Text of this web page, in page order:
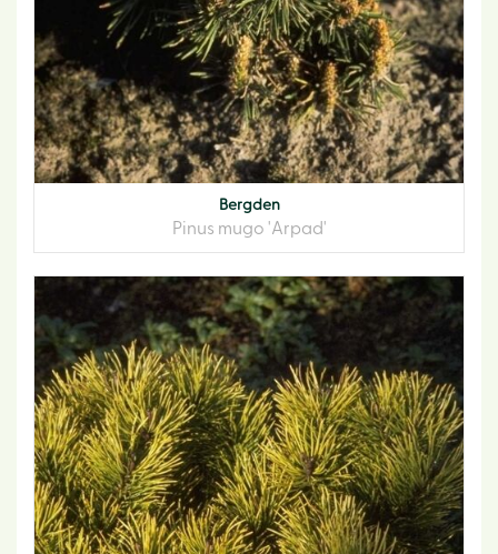
Bergden
Pinus mugo 'Arpad'